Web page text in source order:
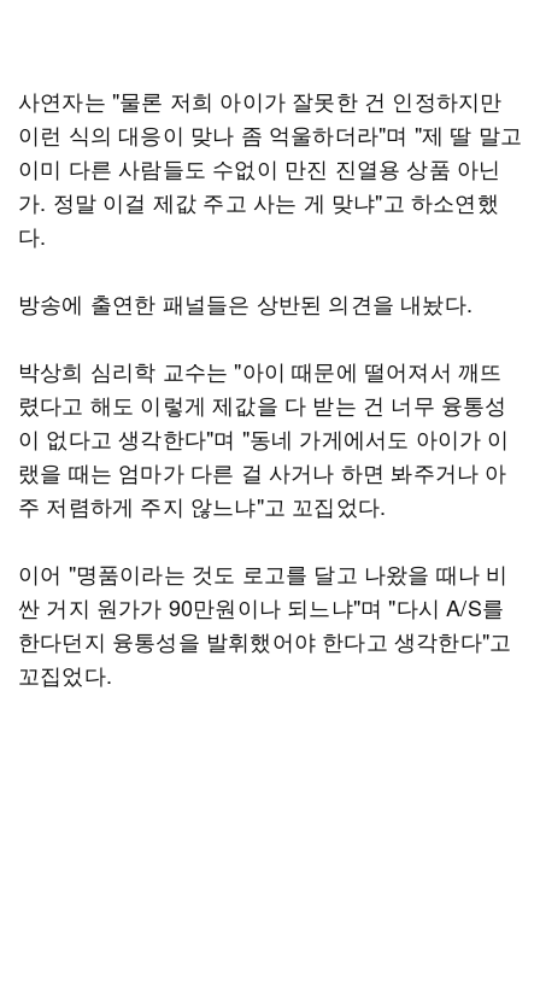
사연자는 "물론 저희 아이가 잘못한 건 인정하지만
이런 식의 대응이 맞나 좀 억울하더라"며 "제 딸 말고
이미 다른 사람들도 수없이 만진 진열용 상품 아닌
가. 정말 이걸 제값 주고 사는 게 맞냐"고 하소연했
다.
방송에 출연한 패널들은 상반된 의견을 내놨다.
박상희 심리학 교수는 "아이 때문에 떨어져서 깨뜨
렸다고 해도 이렇게 제값을 다 받는 건 너무 융통성
이 없다고 생각한다"며 "동네 가게에서도 아이가 이
랬을 때는 엄마가 다른 걸 사거나 하면 봐주거나 아
주 저렴하게 주지 않느냐"고 꼬집었다.
이어 "명품이라는 것도 로고를 달고 나왔을 때나 비
싼 거지 원가가 90만원이나 되느냐"며 "다시 A/S를
한다던지 융통성을 발휘했어야 한다고 생각한다"고
꼬집었다.